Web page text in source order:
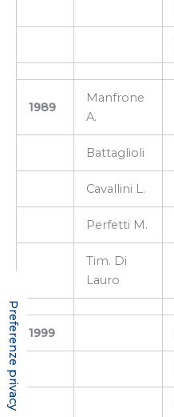
1989
Manfrone
A.
Battaglioli
Cavallini L.
Perfetti M.
Tim. Di
Lauro
1999